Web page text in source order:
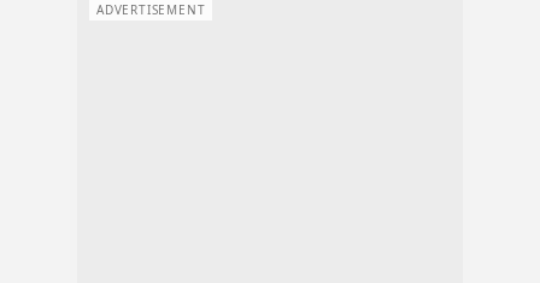
ADVERTISEMENT